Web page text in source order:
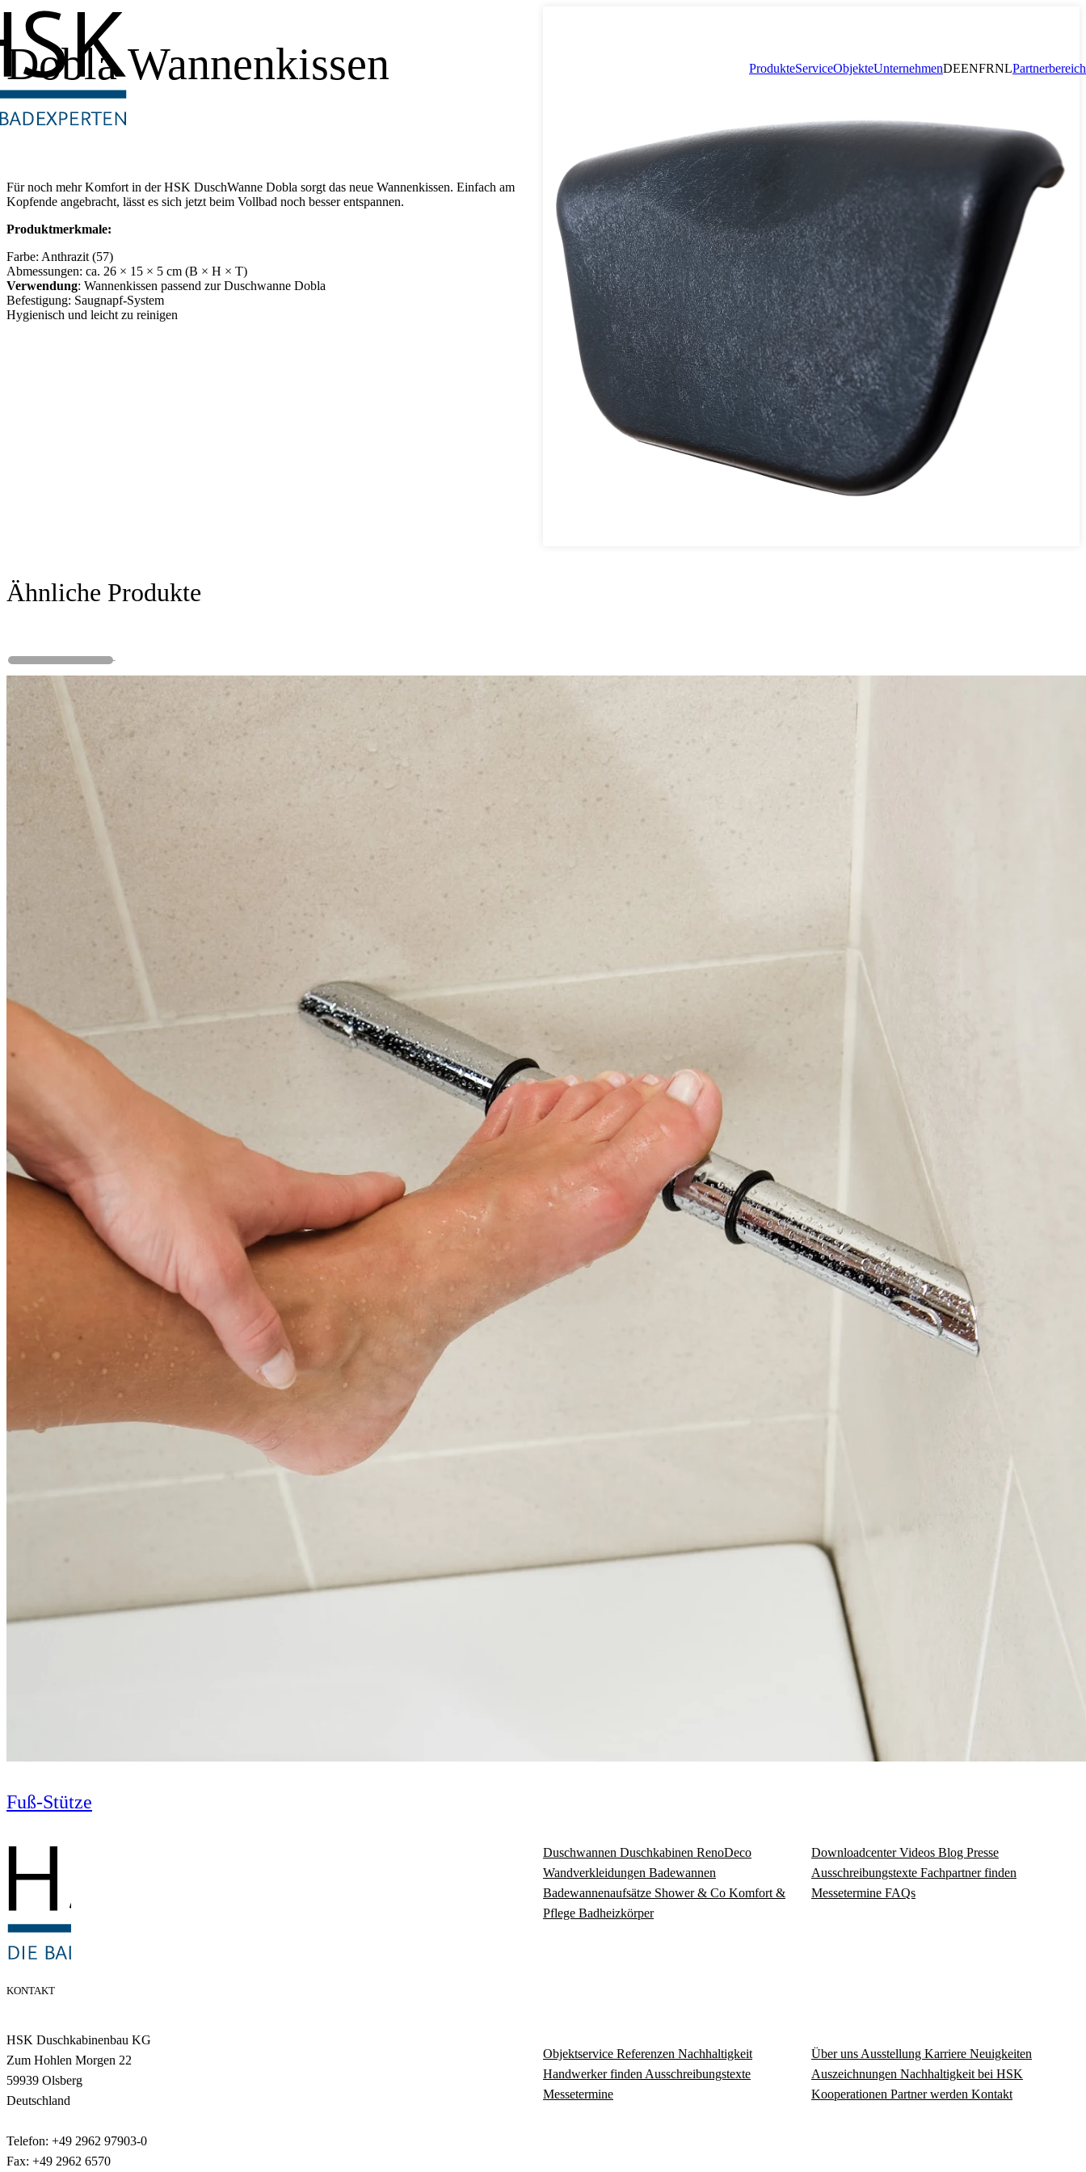
ProdukteServiceObjekteUnternehmenDEENFRNLPartnerbereich
Dobla Wannenkissen
Für noch mehr Komfort in der HSK DuschWanne Dobla sorgt das neue Wannenkissen. Einfach am
Kopfende angebracht, lässt es sich jetzt beim Vollbad noch besser entspannen.
Produktmerkmale:
Farbe: Anthrazit (57)
Abmessungen: ca. 26 × 15 × 5 cm (B × H × T)
Verwendung: Wannenkissen passend zur Duschwanne Dobla
Befestigung: Saugnapf-System
Hygienisch und leicht zu reinigen
Ähnliche Produkte
Fuß-Stütze
KONTAKT
HSK Duschkabinenbau KG
Zum Hohlen Morgen 22
59939 Olsberg
Deutschland
Telefon: +49 2962 97903-0
Fax: +49 2962 6570
Duschwannen Duschkabinen RenoDeco
Wandverkleidungen Badewannen
Badewannenaufsätze Shower & Co Komfort &
Pflege Badheizkörper
Download­centerVideos Blog Presse
Ausschreibungstexte Fachpartner finden
Messetermine FAQs
Objektservice Referenzen Nachhaltigkeit
Handwerker finden Ausschreibungstexte
Messetermine
Über uns Ausstellung Karriere Neuigkeiten
Auszeichnungen Nachhaltigkeit bei HSK
Kooperationen Partner werden Kontakt